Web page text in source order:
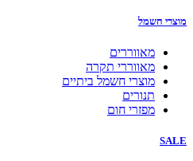
מוצרי חשמל
מאווררים
מאווררי תקרה
מוצרי חשמל ביתיים
תנורים
מפזרי חום
SALE